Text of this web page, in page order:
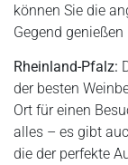
können Sie die
Gegend
Rheinland-Pfalz:
der besten
Ort für einen
alles – es gibt
die der perfekte